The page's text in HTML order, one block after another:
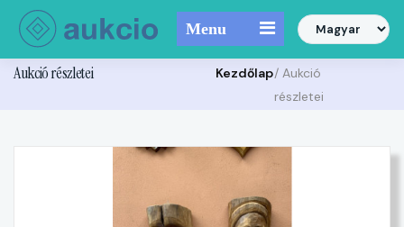
Menu
Aukció részletei Kezdőlap/ Aukció
részletei